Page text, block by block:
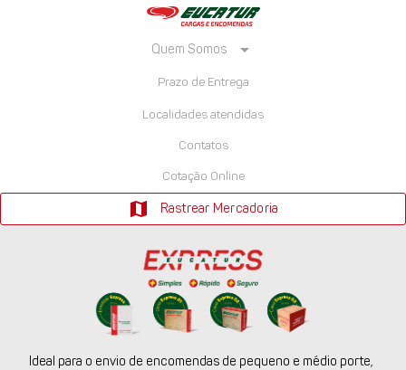
Quem Somos arrow_drop_down
Prazo de Entrega
Localidades atendidas
Contatos
Cotação Online
map Rastrear Mercadoria
Ideal para o envio de encomendas de pequeno e médio porte,